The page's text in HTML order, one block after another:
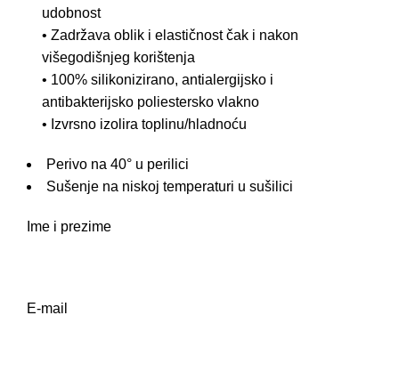
udobnost
• Zadržava oblik i elastičnost čak i nakon
višegodišnjeg korištenja
• 100% silikonizirano, antialergijsko i
antibakterijsko poliestersko vlakno
• Izvrsno izolira toplinu/hladnoću
Perivo na 40° u perilici
Sušenje na niskoj temperaturi u sušilici
Ime i prezime
E-mail